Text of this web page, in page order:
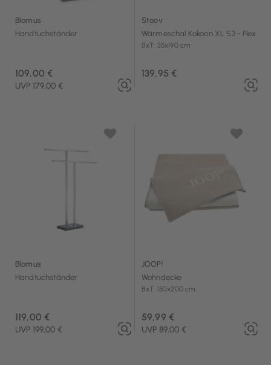
Blomus
Handtuchständer
109,00 €
UVP 179,00 €
Stoov
Wärmeschal Kokoon XL S3 - Flex
BxT: 35x190 cm
139,95 €
Blomus
Handtuchständer
119,00 €
UVP 199,00 €
JOOP!
Wohndecke
BxT: 150x200 cm
59,99 €
UVP 89,00 €